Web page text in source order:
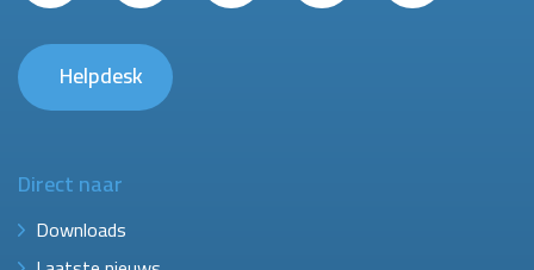
Helpdesk
Direct naar
Downloads